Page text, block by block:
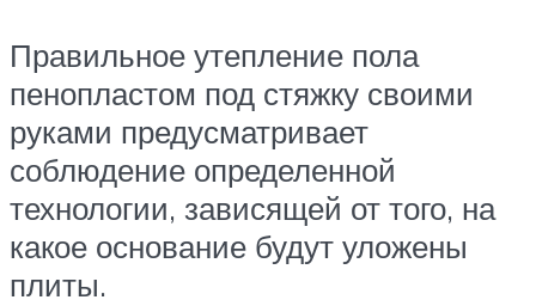
Правильное утепление пола
пенопластом под стяжку своими
руками предусматривает
соблюдение определенной
технологии, зависящей от того, на
какое основание будут уложены
плиты.